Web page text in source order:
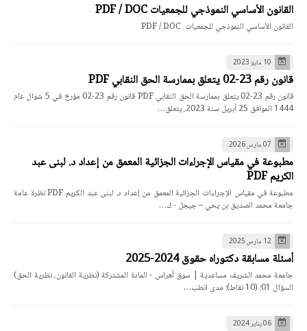
القانون الأساسي النموذجي للجمعيات PDF / DOC
القانون الأساسي النموذجي للجمعيات PDF / DOC
10 مايو 2023
قانون رقم 23-02 يتعلق بممارسة الحق النقابي PDF
قانون رقم 23-02 يتعلق بممارسة الحق النقابي PDF قانون رقم 23-02 مؤرخ في 5 شوال عام
1444 الموافق 25 أبريل سنة 2023، يتعلق…
07 مارس 2026
مطبوعة في مقياس الإجراءات الجزائية المعمق من إعداد د. لبنى عبد
الكريم PDF
مطبوعة في مقياس الإجراءات الجزائية المعمق من إعداد د. لبنى عبد الكريم PDF نظرة عامة
جامعة محمد الصديق بن يحي – جيجل - ك…
12 مارس 2025
أسئلة مسابقة دكتوراه حقوق 2024-2025
جامعة محمد الشريف مساعدية | سوق أهراس - المادة المشتركة (نظرية القانون، نظرية الحق)
السؤال 01: (10 نقاط): مدى انطب…
06 يناير 2024